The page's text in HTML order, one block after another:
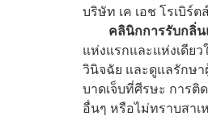
บริษัท เค เอช โรเบิร์ต
คลินิกการรับกลิ่
แห่งแรกและแห่งเดีย
วินิจฉัย และดูแลรักษา
บาดเจ็บที่ศีรษะ การติ
อื่นๆ หรือไม่ทราบสาเ